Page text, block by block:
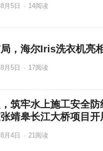
月5日 · 14阅读
，海尔Iris洗衣机亮
月5日 · 17阅读
筑牢水上施工安全
靖皋长江大桥项目开
月4日 · 21阅读